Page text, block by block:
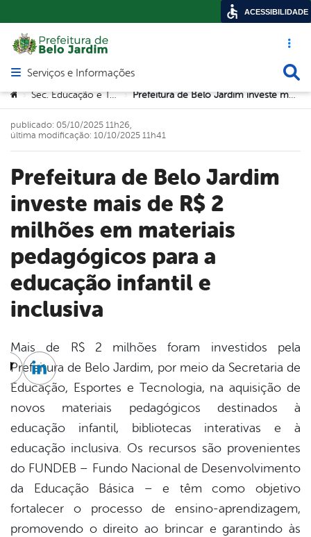
Acesso
Abrir menu principal de navegação
Serviços e Informações
Você está aqui:
> Sec. Educação e Tecnologia > Prefeitura de Belo Jardim investe mais de R$ 2 milhões em materiais pedagógicos para a educação infantil e inclusiva
Prefeitura de Belo Jardim
investe mais de R$ 2
milhões em materiais
pedagógicos para a
educação infantil e
inclusiva
publicado: 05/10/2025 11h26,
última modificação: 10/10/2025 11h41
Mais de R$ 2 milhões foram investidos pela
Prefeitura de Belo Jardim, por meio da Secretaria de
Educação, Esportes e Tecnologia, na aquisição de
novos materiais pedagógicos destinados à
educação infantil, bibliotecas interativas e à
educação inclusiva. Os recursos são provenientes
do FUNDEB – Fundo Nacional de Desenvolvimento
da Educação Básica – e têm como objetivo
fortalecer o processo de ensino-aprendizagem,
promovendo o direito ao brincar e garantindo às
TwitterLinkedin
ACESSIBILIDADE